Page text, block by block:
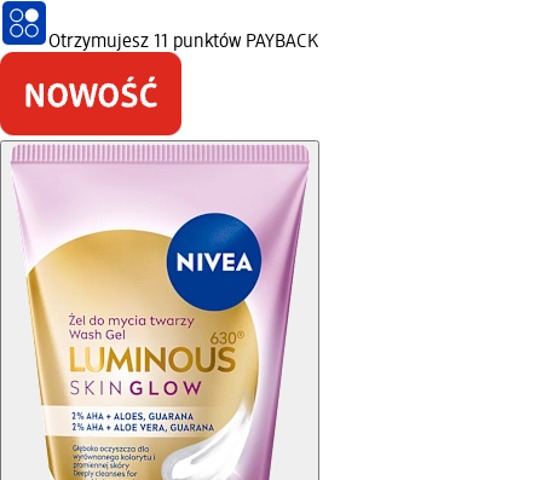
Otrzymujesz 11 punktów PAYBACK